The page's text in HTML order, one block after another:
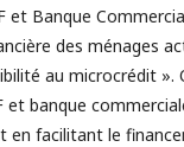
Banque
des ménages
au microcrédit ».
banque
facilitant le